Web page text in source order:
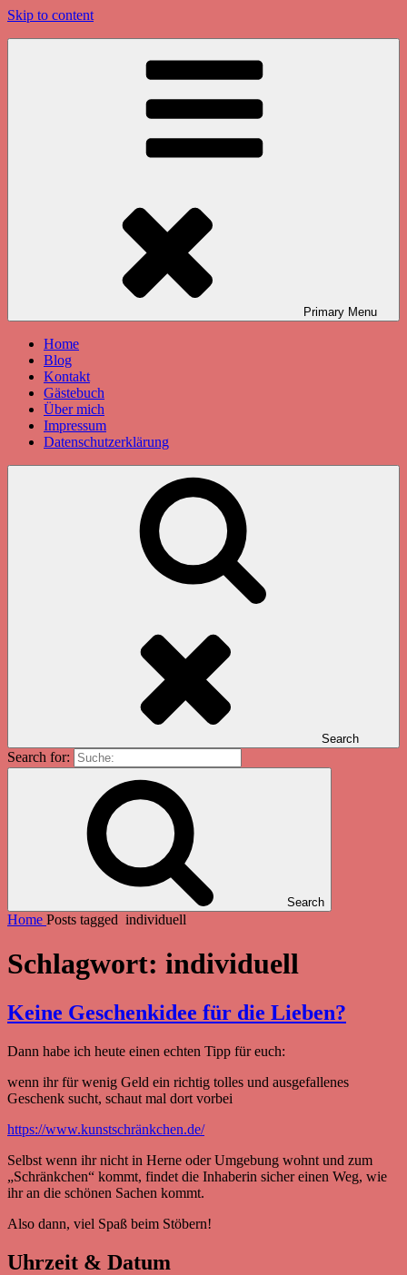
Skip to content
Primary Menu
Home
Blog
Kontakt
Gästebuch
Über mich
Impressum
Datenschutzerklärung
Search
Search for:
Search
Home Posts tagged individuell
Schlagwort: individuell
Keine Geschenkidee für die Lieben?
Dann habe ich heute einen echten Tipp für euch:
wenn ihr für wenig Geld ein richtig tolles und ausgefallenes
Geschenk sucht, schaut mal dort vorbei
https://www.kunstschränkchen.de/
Selbst wenn ihr nicht in Herne oder Umgebung wohnt und zum
„Schränkchen“ kommt, findet die Inhaberin sicher einen Weg, wie
ihr an die schönen Sachen kommt.
Also dann, viel Spaß beim Stöbern!
Uhrzeit & Datum